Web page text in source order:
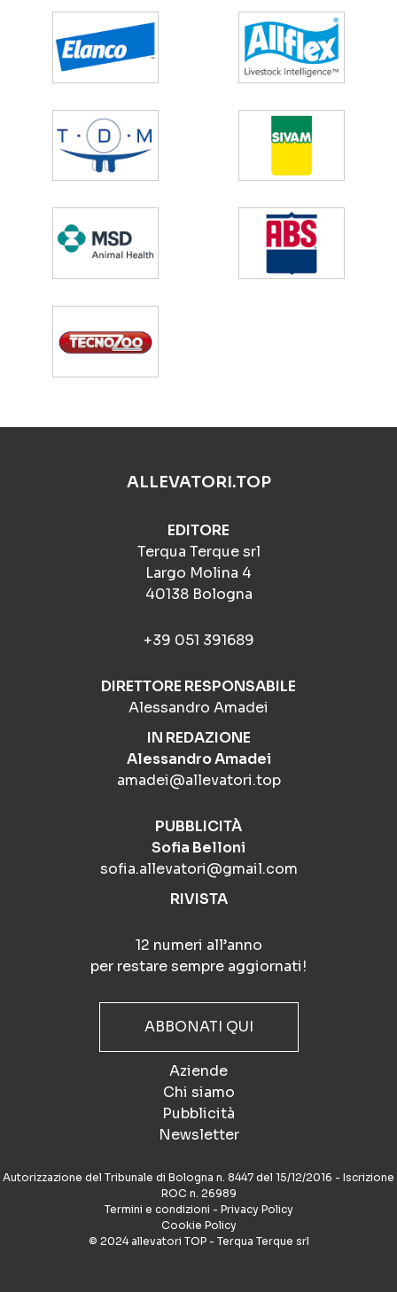
ALLEVATORI.TOP
EDITORE
Terqua Terque srl
Largo Molina 4
40138 Bologna
+39 051 391689
DIRETTORE RESPONSABILE
Alessandro Amadei
IN REDAZIONE
Alessandro Amadei
amadei@allevatori.top
PUBBLICITÀ
Sofia Belloni
sofia.allevatori@gmail.com
RIVISTA
12 numeri all’anno
per restare sempre aggiornati!
ABBONATI QUI
Aziende
Chi siamo
Pubblicità
Newsletter
Autorizzazione del Tribunale di Bologna n. 8447 del 15/12/2016 - Iscrizione
ROC n. 26989
Termini e condizioni - Privacy Policy
Cookie Policy
© 2024 allevatori TOP - Terqua Terque srl